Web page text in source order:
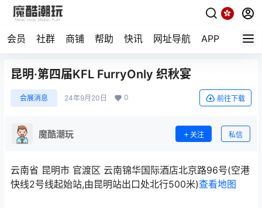
会员 社群 商铺 帮助 快讯 网址导航 APP 随机
昆明·第四届KFL FurryOnly 织秋宴
会展消息 24年9月20日 0 前往下载
魔酷潮玩 关注 私信
云南省 昆明市 官渡区 云南锦华国际酒店北京路96号(空港
快线2号线起始站,由昆明站出口处北行500米)查看地图